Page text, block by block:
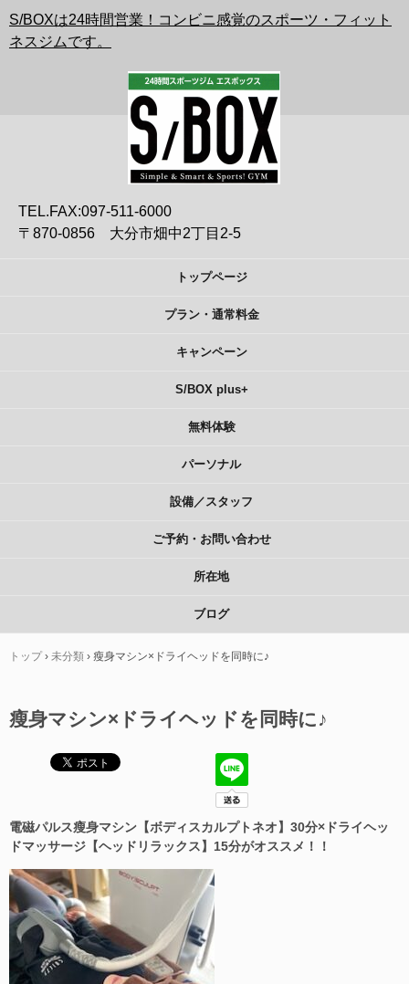
S/BOXは24時間営業！コンビニ感覚のスポーツ・フィット
ネスジムです。
TEL.FAX:097-511-6000
〒870-0856 大分市畑中2丁目2-5
トップページ
プラン・通常料金
キャンペーン
S/BOX plus+
無料体験
パーソナル
設備／スタッフ
ご予約・お問い合わせ
所在地
ブログ
トップ › 未分類 › 瘦身マシン×ドライヘッドを同時に♪
瘦身マシン×ドライヘッドを同時に♪
電磁パルス瘦身マシン【ボディスカルプトネオ】30分×ドライヘッ
ドマッサージ【ヘッドリラックス】15分がオススメ！！